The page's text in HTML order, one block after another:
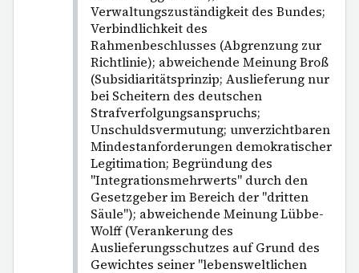
Verwaltungszuständigkeit des Bundes;
Verbindlichkeit des
Rahmenbeschlusses (Abgrenzung zur
Richtlinie); abweichende Meinung Broß
(Subsidiaritätsprinzip; Auslieferung nur
bei Scheitern des deutschen
Strafverfolgungsanspruchs;
Unschuldsvermutung; unverzichtbaren
Mindestanforderungen demokratischer
Legitimation; Begründung des
"Integrationsmehrwerts" durch den
Gesetzgeber im Bereich der "dritten
Säule"); abweichende Meinung Lübbe-
Wolff (Verankerung des
Auslieferungsschutzes auf Grund des
Gewichtes seiner "lebensweltlichen